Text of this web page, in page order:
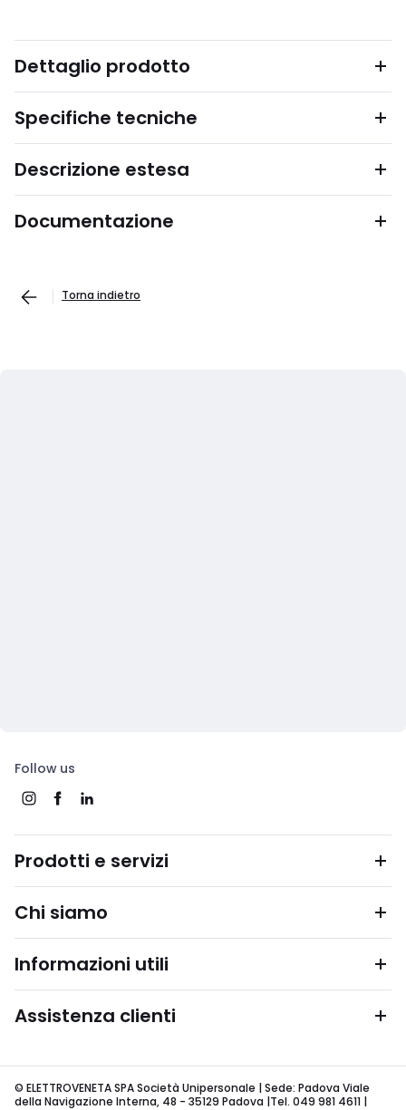
Dettaglio prodotto
Specifiche tecniche
Descrizione estesa
Documentazione
Torna indietro
Follow us
Prodotti e servizi
Chi siamo
Informazioni utili
Assistenza clienti
© ELETTROVENETA SPA Società Unipersonale | Sede: Padova Viale
della Navigazione Interna, 48 - 35129 Padova |Tel. 049 981 4611 |